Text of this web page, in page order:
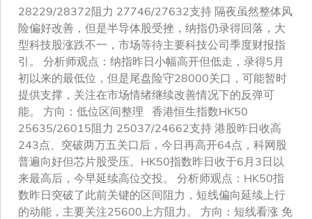
28229/28372阻力 27746/27632支持 隔夜虽然整体风
险偏好改善，但是半导体股受挫，纳指仍录得回落，大
型科技股涨跌不一，市场等待主要科技公司季度财报指
引。 分析师观点：纳指昨日小幅高开但低走，录得5月
初以来的最低位，但是尾盘险守28000关口，可能暂时
提供支撑，关注在市场情绪继续改善情况下的反弹可
能。 方向：低位区间整理 香港恒生指数HK50
25635/26015阻力 25037/24662支持 港股昨日收高
243点、突破两万五关口后，今日再高开64点，科网股
普遍向好但芯片股受压。HK50指数昨日收于6月3日以
来最高后，今早延续高位交投。 分析师观点：HK50指
数昨日突破了此前关键的区间阻力，短线偏向延续上行
的动能，主要关注25600上方阻力。 方向：短线看涨 免